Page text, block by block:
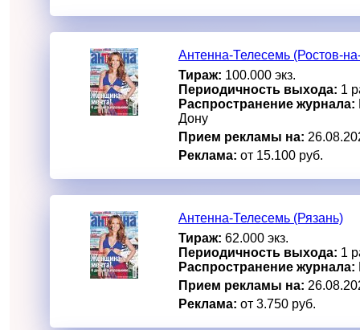
Антенна-Телесемь (Ростов-
Тираж: 100.000 экз.
Периодичность выхода: 1
Распространение журнала:
Дону
Прием рекламы на:
Реклама: от 15.100 руб.
Антенна-Телесемь (Рязань)
Тираж: 62.000 экз.
Периодичность выхода: 1
Распространение журнала:
Прием рекламы на:
Реклама: от 3.750 руб.